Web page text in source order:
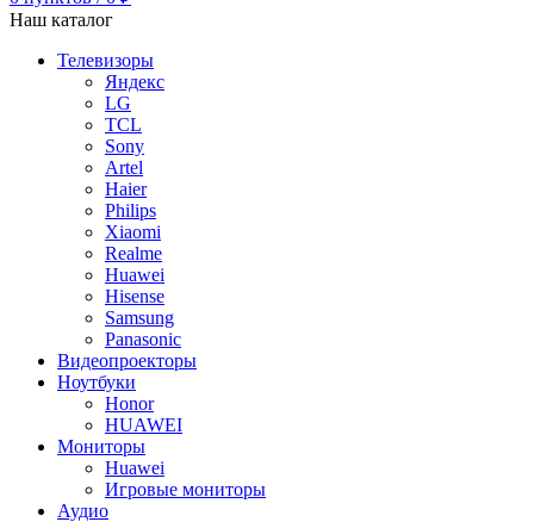
Наш каталог
Телевизоры
Яндекс
LG
TCL
Sony
Artel
Haier
Philips
Xiaomi
Realme
Huawei
Hisense
Samsung
Panasonic
Видеопроекторы
Ноутбуки
Honor
HUAWEI
Мониторы
Huawei
Игровые мониторы
Аудио